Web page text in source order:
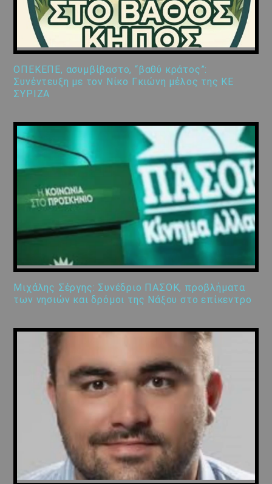
ΟΠΕΚΕΠΕ, ασυμβίβαστο, “βαθύ κράτος”:
Συνέντευξη με τον Νίκο Γκιώνη μέλος της ΚΕ
ΣΥΡΙΖΑ
Μιχάλης Σέργης: Συνέδριο ΠΑΣΟΚ, προβλήματα
των νησιών και δρόμοι της Νάξου στο επίκεντρο